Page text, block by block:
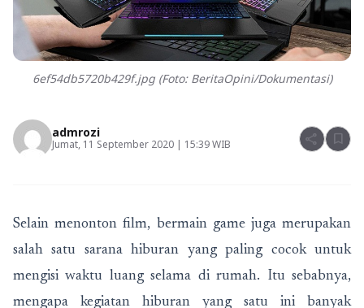
6ef54db5720b429f.jpg (Foto: BeritaOpini/Dokumentasi)
admrozi
Jumat, 11 September 2020 | 15:39 WIB share bookmark
Selain menonton film, bermain game juga merupakan
salah satu sarana hiburan yang paling cocok untuk
mengisi waktu luang selama di rumah. Itu sebabnya,
mengapa kegiatan hiburan yang satu ini banyak